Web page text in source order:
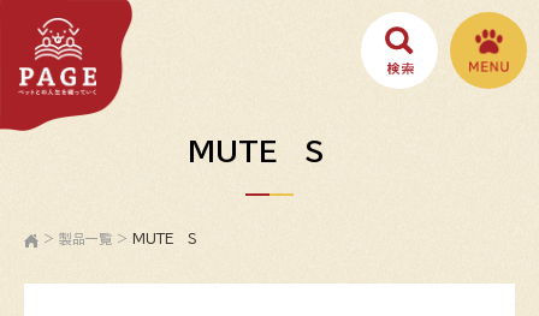
MUTE S
> 製品一覧 > MUTE S